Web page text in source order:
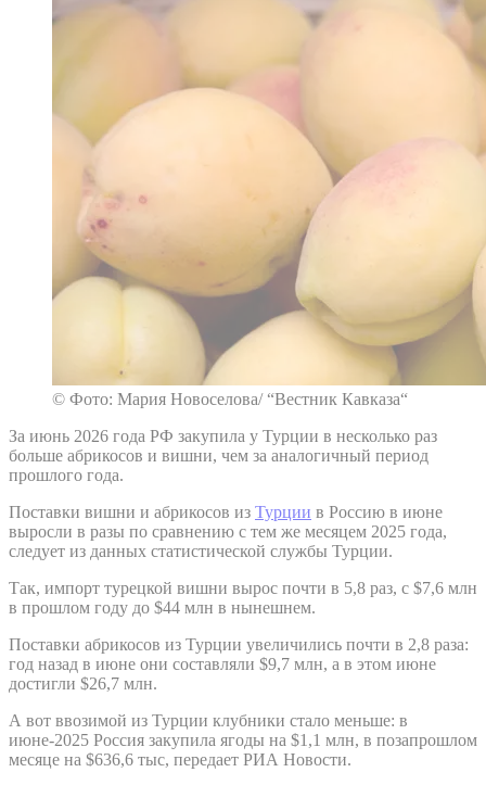
© Фото: Мария Новоселова/ “Вестник Кавказа“
За июнь 2026 года РФ закупила у Турции в несколько раз
больше абрикосов и вишни, чем за аналогичный период
прошлого года.
Поставки вишни и абрикосов из Турции в Россию в июне
выросли в разы по сравнению с тем же месяцем 2025 года,
следует из данных статистической службы Турции.
Так, импорт турецкой вишни вырос почти в 5,8 раз, с $7,6 млн
в прошлом году до $44 млн в нынешнем.
Поставки абрикосов из Турции увеличились почти в 2,8 раза:
год назад в июне они составляли $9,7 млн, а в этом июне
достигли $26,7 млн.
А вот ввозимой из Турции клубники стало меньше: в
июне-2025 Россия закупила ягоды на $1,1 млн, в позапрошлом
месяце на $636,6 тыс, передает РИА Новости.